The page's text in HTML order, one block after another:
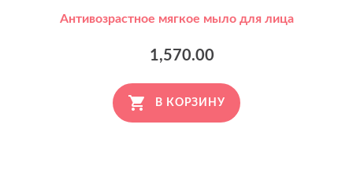
Антивозрастное мягкое мыло для лица
1,570.00
В КОРЗИНУ